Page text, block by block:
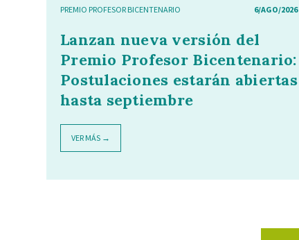
PREMIO PROFESOR BICENTENARIO 6/AGO/2026
Lanzan nueva versión del
Premio Profesor Bicentenario:
Postulaciones estarán abiertas
hasta septiembre
VER MÁS →